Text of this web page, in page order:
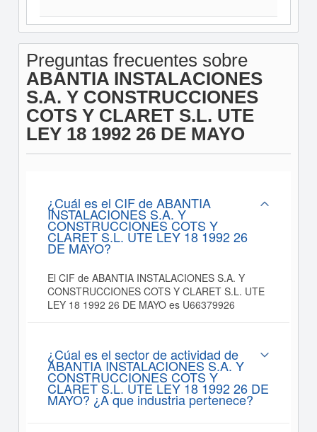
Preguntas frecuentes sobre
ABANTIA INSTALACIONES
S.A. Y CONSTRUCCIONES
COTS Y CLARET S.L. UTE
LEY 18 1992 26 DE MAYO
¿Cuál es el CIF de ABANTIA
INSTALACIONES S.A. Y
CONSTRUCCIONES COTS Y
CLARET S.L. UTE LEY 18 1992 26
DE MAYO?
El CIF de ABANTIA INSTALACIONES S.A. Y
CONSTRUCCIONES COTS Y CLARET S.L. UTE
LEY 18 1992 26 DE MAYO es U66379926
¿Cúal es el sector de actividad de
ABANTIA INSTALACIONES S.A. Y
CONSTRUCCIONES COTS Y
CLARET S.L. UTE LEY 18 1992 26 DE
MAYO? ¿A que industria pertenece?